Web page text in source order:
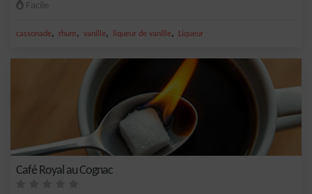
Facile
cassonade, rhum, vanille, liqueur de vanille, Liqueur
Café Royal au Cognac